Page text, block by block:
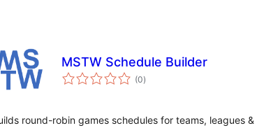
MSTW Schedule Builder
(0загальний
рейтинг
)
round-robin games schedules for teams, leagues